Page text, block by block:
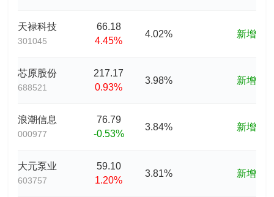
天禄科技
301045
66.18
4.45%
4.02% 新增
芯原股份
688521
217.17
0.93%
3.98% 新增
浪潮信息
000977
76.79
-0.53%
3.84% 新增
大元泵业
603757
59.10
1.20%
3.81% 新增